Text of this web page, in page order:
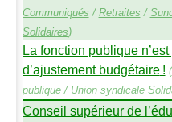
Communiqués / Retraites /
Solidaires)
La fonction publique
d’ajustement budgétaire ! (
publique/ Union syndicale
Conseil supérieur de